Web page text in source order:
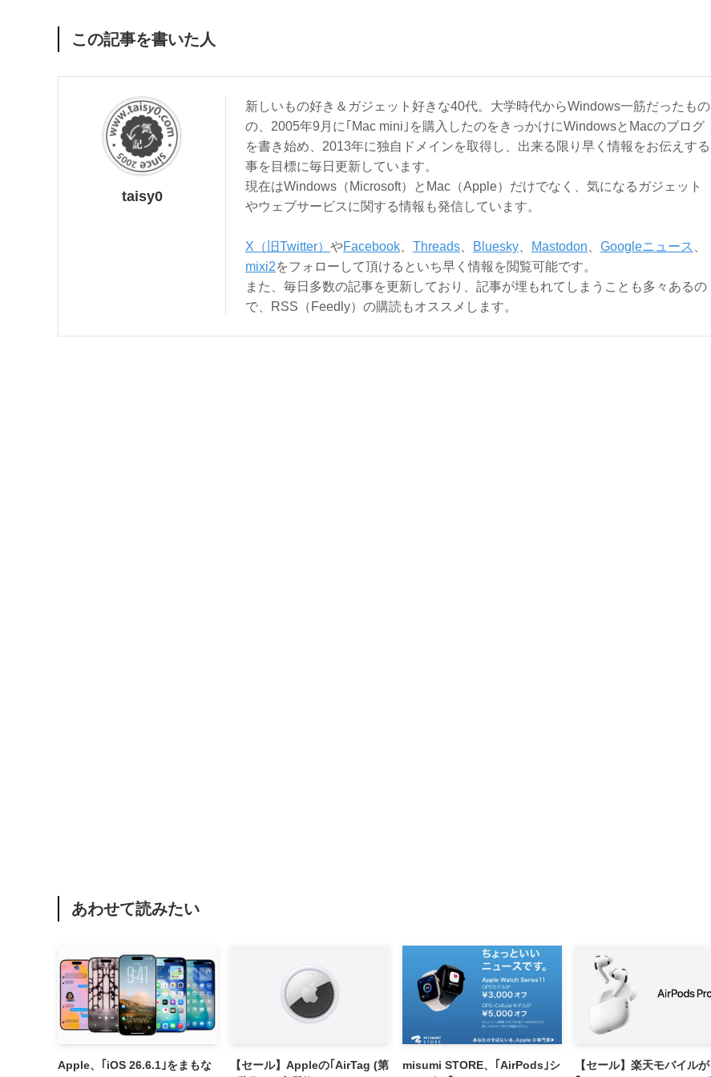
この記事を書いた人
taisy0
新しいもの好き＆ガジェット好きな40代。大学時代からWindows一筋だったもの
の、2005年9月に｢Mac mini｣を購入したのをきっかけにWindowsとMacのブログ
を書き始め、2013年に独自ドメインを取得し、出来る限り早く情報をお伝えする
事を目標に毎日更新しています。
現在はWindows（Microsoft）とMac（Apple）だけでなく、気になるガジェット
やウェブサービスに関する情報も発信しています。
X（旧Twitter） やFacebook Threads Bluesky Mastodon Googleニュース
mixi2をフォローして頂けるといち早く情報を閲覧可能です。
また、毎日多数の記事を更新しており、記事が埋もれてしまうことも多々あるの
で、RSS（Feedly）の購読もオススメします。
あわせて読みたい
Apple、｢iOS 26.6.1｣をまもな
【セール】Appleの｢AirTag (第
misumi STORE、｢AirPods｣シ
【セール】楽天モバイルが